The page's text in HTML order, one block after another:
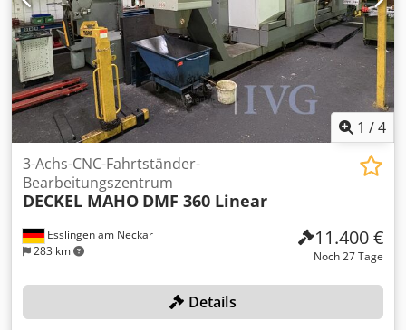
1 /4
Esslingen am Neckar
283 km
3-Achs-CNC-Fahrtständer-
Bearbeitungszentrum
DECKEL MAHO DMF 360 Linear
11.400 €
Noch 27 Tage
Details